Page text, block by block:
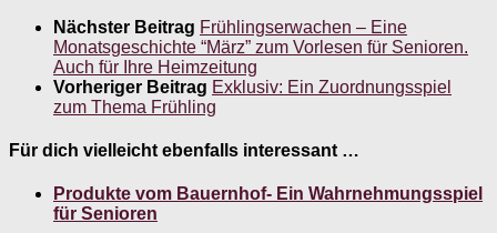
Nächster Beitrag Frühlingserwachen – Eine
Monatsgeschichte “März” zum Vorlesen für Senioren.
Auch für Ihre Heimzeitung
Vorheriger Beitrag Exklusiv: Ein Zuordnungsspiel
zum Thema Frühling
Für dich vielleicht ebenfalls interessant …
Produkte vom Bauernhof- Ein Wahrnehmungsspiel
für Senioren